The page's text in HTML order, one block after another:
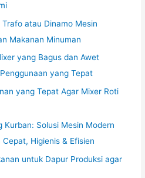
Trafo atau Dinamo Mesin
Makanan Minuman
yang Bagus dan Awet
yang Tepat
yang Tepat Agar Mixer Roti
Kurban: Solusi Mesin Modern
Higienis & Efisien
untuk Dapur Produksi agar